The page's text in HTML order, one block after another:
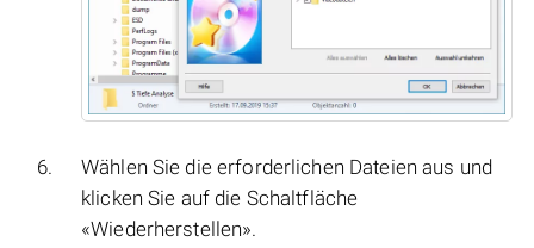
Wählen Sie die erforderlichen Dateien aus und
klicken Sie auf die Schaltfläche
«Wiederherstellen».